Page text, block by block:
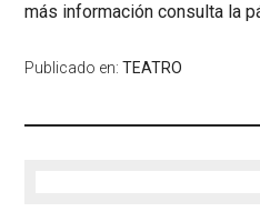
más información consulta la
Publicado en:TEATRO